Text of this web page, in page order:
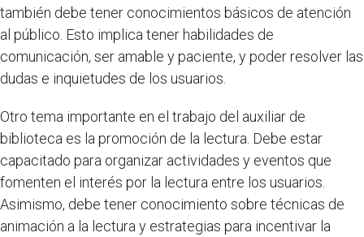
también debe tener conocimientos básicos de atención
al público. Esto implica tener habilidades de
comunicación, ser amable y paciente, y poder resolver las
dudas e inquietudes de los usuarios.
Otro tema importante en el trabajo del auxiliar de
biblioteca es la promoción de la lectura. Debe estar
capacitado para organizar actividades y eventos que
fomenten el interés por la lectura entre los usuarios.
Asimismo, debe tener conocimiento sobre técnicas de
animación a la lectura y estrategias para incentivar la